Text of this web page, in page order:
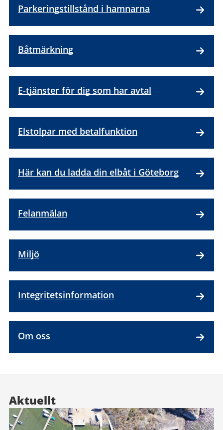
Parkeringstillstånd i hamnarna
Båtmärkning
E-tjänster för dig som har avtal
Elstolpar med betalfunktion
Här kan du ladda din elbåt i Göteborg
Felanmälan
Miljö
Integritetsinformation
Om oss
Aktuellt